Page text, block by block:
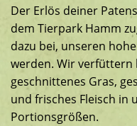
Der Erlös deiner
dem Tierpark Hamm
dazu bei, unseren
werden. Wir verfüttern
geschnittenes Gras,
und frisches Fleisch in
Portionsgrößen.